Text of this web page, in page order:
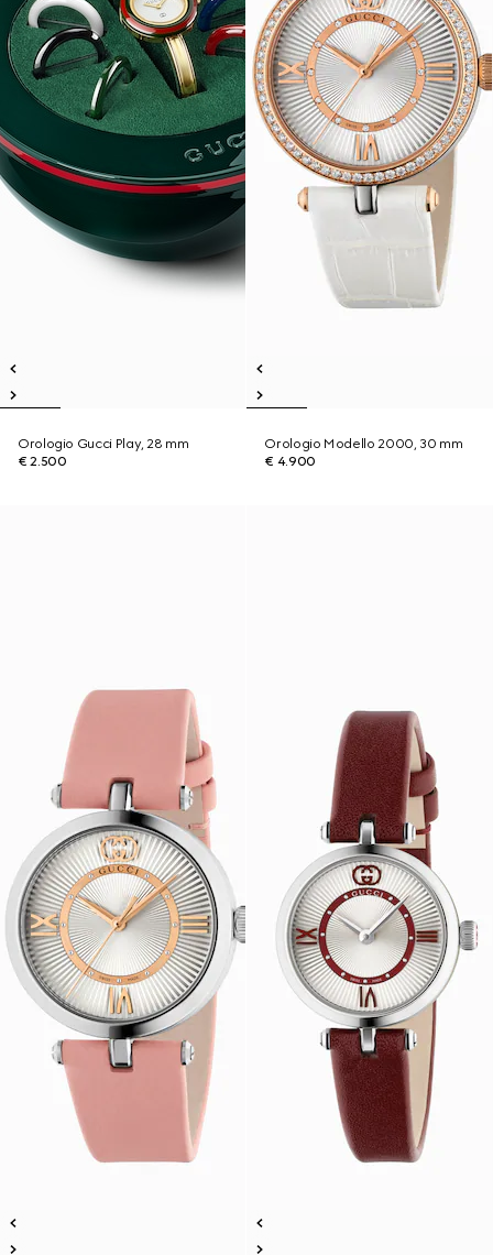
Orologio Gucci Play, 28 mm
€ 2.500
Orologio Modello 2000, 30 mm
€ 4.900